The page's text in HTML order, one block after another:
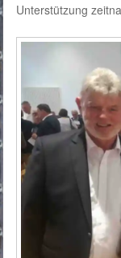
Unterstützung